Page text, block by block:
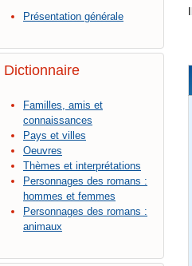
Présentation générale
Dictionnaire
Familles, amis et
connaissances
Pays et villes
Oeuvres
Thèmes et interprétations
Personnages des romans :
hommes et femmes
Personnages des romans :
animaux